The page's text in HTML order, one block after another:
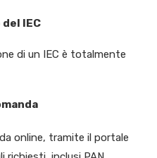
IEC
di un IEC è totalmente
online, tramite il portale